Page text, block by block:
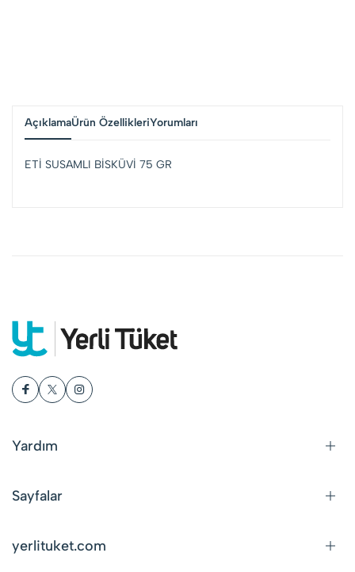
AçıklamaÜrün ÖzellikleriYorumları
ETİ SUSAMLI BİSKÜVİ 75 GR
Yardım
Sayfalar
yerlituket.com